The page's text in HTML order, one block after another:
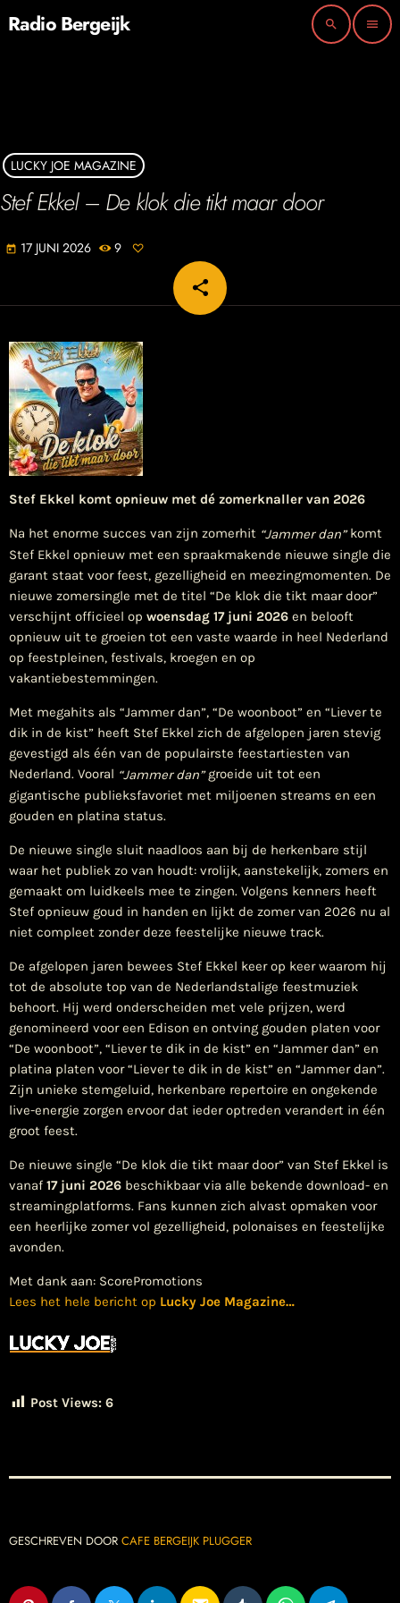
Radio Bergeijk search menu
LUCKY JOE MAGAZINE
Stef Ekkel – De klok die tikt maar door
today 17 JUNI 2026 9
share
email
Stef Ekkel komt opnieuw met dé zomerknaller van 2026
Na het enorme succes van zijn zomerhit “Jammer dan” komt
Stef Ekkel opnieuw met een spraakmakende nieuwe single die
garant staat voor feest, gezelligheid en meezingmomenten. De
nieuwe zomersingle met de titel “De klok die tikt maar door”
verschijnt officieel op woensdag 17 juni 2026 en belooft
opnieuw uit te groeien tot een vaste waarde in heel Nederland
op feestpleinen, festivals, kroegen en op
vakantiebestemmingen.
Met megahits als “Jammer dan”, “De woonboot” en “Liever te
dik in de kist” heeft Stef Ekkel zich de afgelopen jaren stevig
gevestigd als één van de populairste feestartiesten van
Nederland. Vooral “Jammer dan” groeide uit tot een
gigantische publieksfavoriet met miljoenen streams en een
gouden en platina status.
De nieuwe single sluit naadloos aan bij de herkenbare stijl
waar het publiek zo van houdt: vrolijk, aanstekelijk, zomers en
gemaakt om luidkeels mee te zingen. Volgens kenners heeft
Stef opnieuw goud in handen en lijkt de zomer van 2026 nu al
niet compleet zonder deze feestelijke nieuwe track.
De afgelopen jaren bewees Stef Ekkel keer op keer waarom hij
tot de absolute top van de Nederlandstalige feestmuziek
behoort. Hij werd onderscheiden met vele prijzen, werd
genomineerd voor een Edison en ontving gouden platen voor
“De woonboot”, “Liever te dik in de kist” en “Jammer dan” en
platina platen voor “Liever te dik in de kist” en “Jammer dan”.
Zijn unieke stemgeluid, herkenbare repertoire en ongekende
live-energie zorgen ervoor dat ieder optreden verandert in één
groot feest.
De nieuwe single “De klok die tikt maar door” van Stef Ekkel is
vanaf 17 juni 2026 beschikbaar via alle bekende download- en
streamingplatforms. Fans kunnen zich alvast opmaken voor
een heerlijke zomer vol gezelligheid, polonaises en feestelijke
avonden.
Met dank aan: ScorePromotions
Lees het hele bericht op Lucky Joe Magazine…
Post Views: 6
GESCHREVEN DOOR CAFE BERGEIJK PLUGGER